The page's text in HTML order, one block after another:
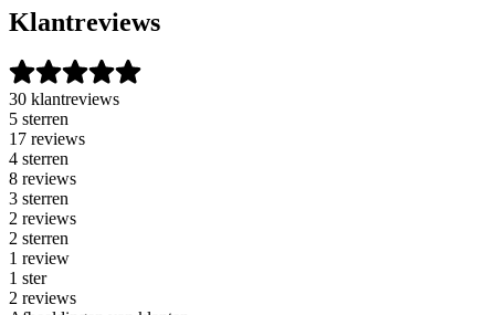
Klantreviews
30 klantreviews
5 sterren
17 reviews
4 sterren
8 reviews
3 sterren
2 reviews
2 sterren
1 review
1 ster
2 reviews